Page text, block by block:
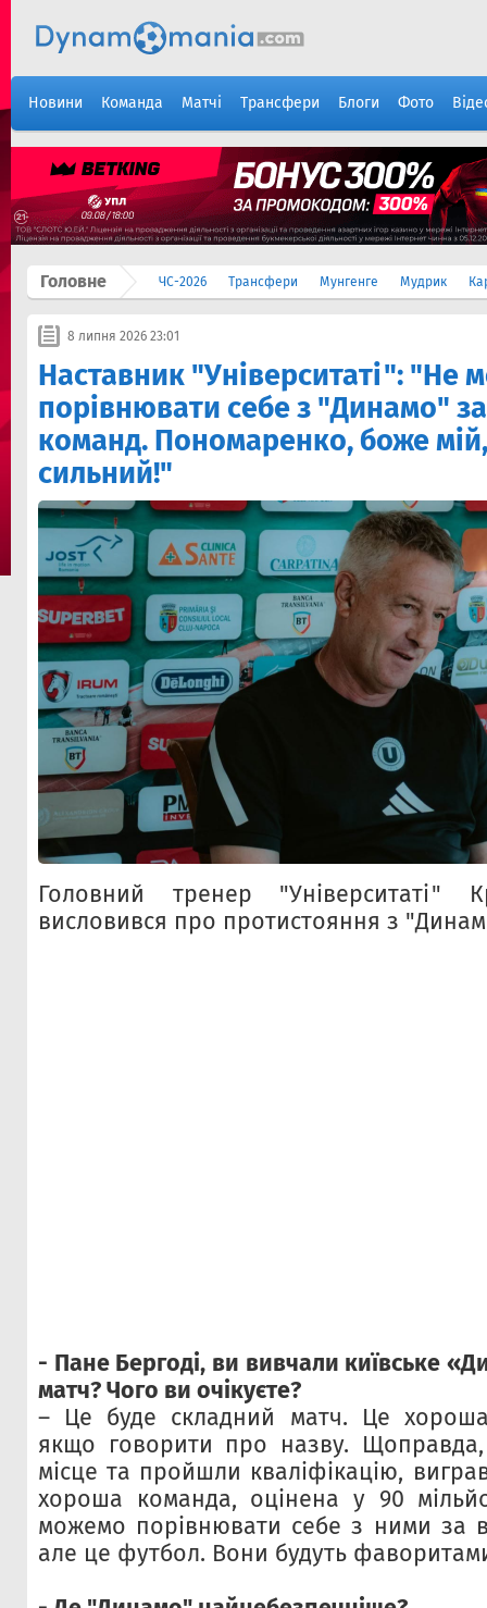
Новини Команда Матчі Трансфери Блоги Фото
Головне ЧС-2026 Трансфери Мунгенге Мудрик
8 липня 2026 23:01
Наставник "Університаті": "Не
порівнювати себе з "Динамо"
команд. Пономаренко, боже
сильний!"
Головний тренер "Університаті"
висловився про протистояння з
- Пане Бергоді, ви вивчали київське
матч? Чого ви очікуєте?
– Це буде складний матч. Це
якщо говорити про назву.
місце та пройшли кваліфікацію,
хороша команда, оцінена у 90
можемо порівнювати себе з ними за
але це футбол. Вони будуть